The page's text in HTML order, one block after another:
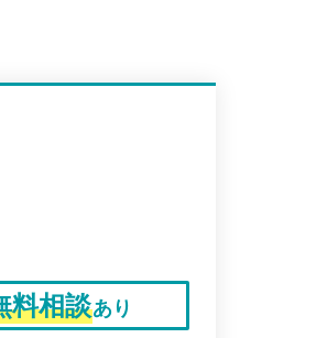
料相談あり